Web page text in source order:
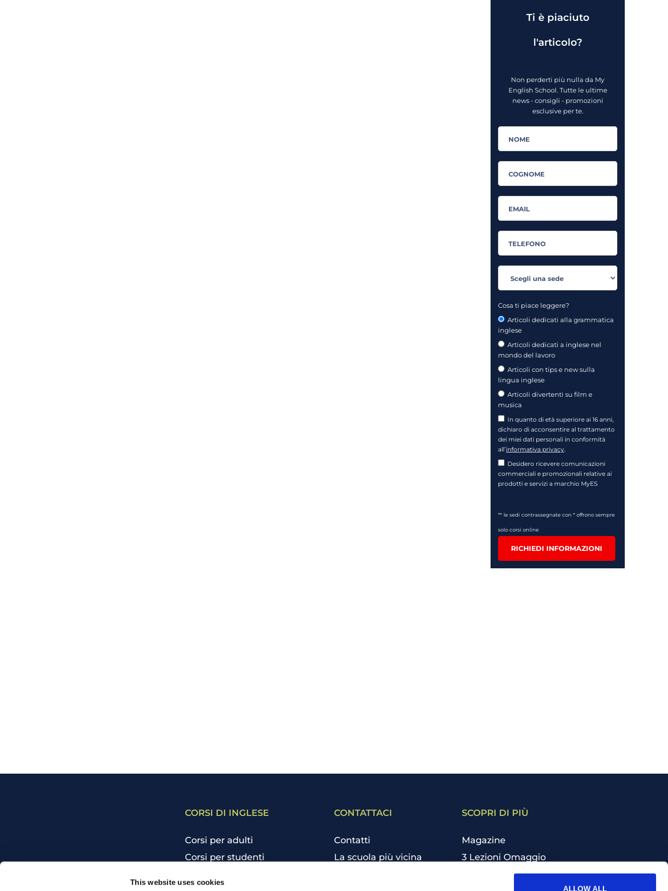
This website uses cookies
ALLOW ALL
Ti è piaciuto
l'articolo?
Non perderti più nulla da My
English School. Tutte le ultime
news - consigli - promozioni
esclusive per te.
Cosa ti piace leggere?
Articoli dedicati alla grammatica
inglese
Articoli dedicati a inglese nel
mondo del lavoro
Articoli con tips e new sulla
lingua inglese
Articoli divertenti su film e
musica
In quanto di età superiore ai 16 anni,
dichiaro di acconsentire al trattamento
dei miei dati personali in conformità
all’informativa privacy.
Desidero ricevere comunicazioni
commerciali e promozionali relative ai
prodotti e servizi a marchio MyES
** le sedi contrassegnate con * offrono sempre
solo corsi online
RICHIEDI INFORMAZIONI
CORSI DI INGLESE
Corsi per adulti
Corsi per studenti
CONTATTACI
Contatti
La scuola più vicina
SCOPRI DI PIÙ
Magazine
3 Lezioni Omaggio